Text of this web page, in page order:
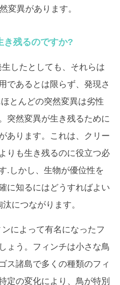
変異があります。
き残るのですか?
したとしても、それらは
であるとは限らず、発現さ
とんどの突然変異は劣性
突然変異が生き残るために
あります。これは、クリー
りも生き残るのに役立つ必
.しかし、生物が優位性を
に知るにはどうすればよい
につながります。
によって有名になったフ
ょう。フィンチは小さな鳥
ス諸島で多くの種類のフィ
定の変化により、鳥が特別